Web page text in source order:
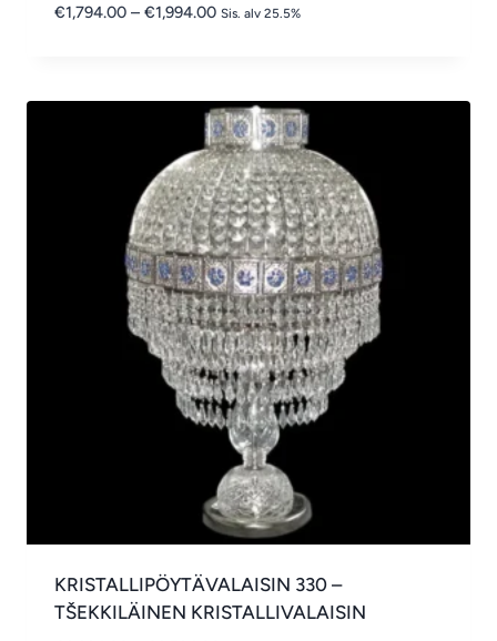
€1,794.00 – €1,994.00Hintaluokka:
Sis. alv 25.5%
KRISTALLIPÖYTÄVALAISIN 330 –
TŠEKKILÄINEN KRISTALLIVALAISIN